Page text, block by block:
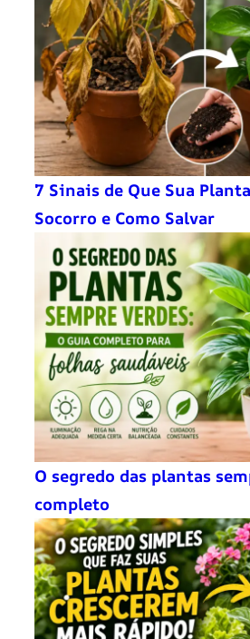
7 Sinais de Que Sua
Socorro e Como Salvar
O segredo das plantas
completo